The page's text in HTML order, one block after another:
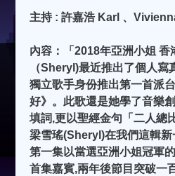
主持 : 許嘉浩 Karl 、
內容：「2018年亞洲小姐 香
（Sheryl)最近推出了個人寫
獨立歌手身份推出第一首派
好》。此歌還是她學了音樂
填詞,更以聖經金句「二人總
梁雪瑤(Sheryl)在我們這輯
第一集以當選亞洲小姐冠軍
首集嘉賓,兩年後節目突破一